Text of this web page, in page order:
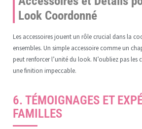
Look Coordonné
Les accessoires jouent un rôle crucial dans la
ensembles. Un simple accessoire comme un
peut renforcer l’unité du look. N’oubliez pas les
une finition impeccable.
6. TÉMOIGNAGES ET
FAMILLES